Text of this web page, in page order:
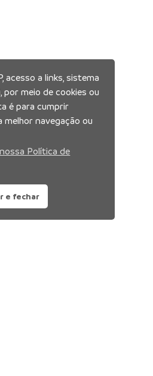
acesso a links, sistema
por meio de cookies ou
é para cumprir
melhor navegação ou
Política de
e fechar